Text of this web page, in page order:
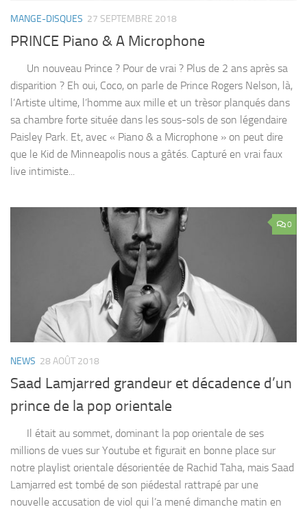
MANGE-DISQUES 27 SEPTEMBRE 2018
PRINCE Piano & A Microphone
Un nouveau Prince ? Pour de vrai ? Plus de 2 ans après sa
disparition ? Eh oui, Coco, on parle de Prince Rogers Nelson, là,
l’Artiste ultime, l’homme aux mille et un trèsor planqués dans
sa chambre forte située dans les sous-sols de son légendaire
Paisley Park. Et, avec « Piano & a Microphone » on peut dire
que le Kid de Minneapolis nous a gâtés. Capturé en vrai faux
live intimiste...
0
NEWS 28 AOÛT 2018
Saad Lamjarred grandeur et décadence d’un
prince de la pop orientale
Il était au sommet, dominant la pop orientale de ses
millions de vues sur Youtube et figurait en bonne place sur
notre playlist orientale désorientée de Rachid Taha, mais Saad
Lamjarred est tombé de son piédestal rattrapé par une
nouvelle accusation de viol qui l’a mené dimanche matin en